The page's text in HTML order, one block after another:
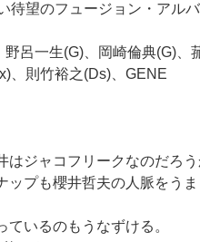
待望のフュージョン・アル
呂一生(G)、岡崎倫典(G)、
、則竹裕之(Ds)、GENE
はジャコフリークなのだろう
ップも櫻井哲夫の人脈をう
いるのもうなずける。